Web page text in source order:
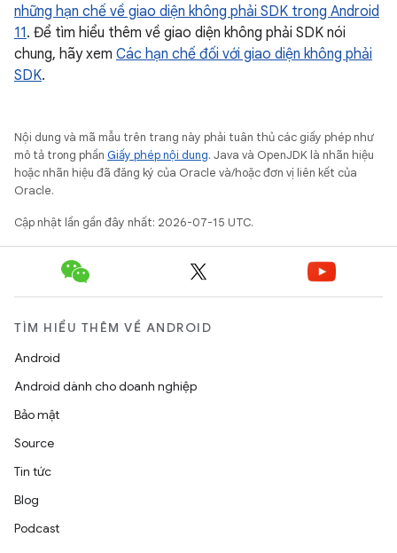
những hạn chế về giao diện không phải SDK trong Android
11. Để tìm hiểu thêm về giao diện không phải SDK nói
chung, hãy xem Các hạn chế đối với giao diện không phải
SDK.
Nội dung và mã mẫu trên trang này phải tuân thủ các giấy phép như
mô tả trong phần Giấy phép nội dung. Java và OpenJDK là nhãn hiệu
hoặc nhãn hiệu đã đăng ký của Oracle và/hoặc đơn vị liên kết của
Oracle.
Cập nhật lần gần đây nhất: 2026-07-15 UTC.
TÌM HIỂU THÊM VỀ ANDROID
Android
Android dành cho doanh nghiệp
Bảo mật
Source
Tin tức
Blog
Podcast